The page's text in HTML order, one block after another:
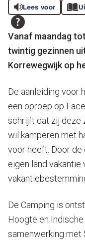
Lees voor
Vanaf maandag
twintig gezinnen
Korrewegwijk op
De aanleiding voor
een oproep op
schrijft dat zij deze
wil kamperen met
voor heeft. Door de
eigen land
De Camping is
Hoogte en
samenwerking met